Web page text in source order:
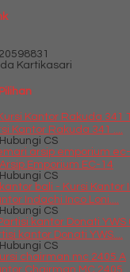
Kartikasari
Kantor Rakuda 341 ....
CS
Emporium EC-14
CS
Indachi Inco Loni....
CS
kantor Donati YWS....
CS